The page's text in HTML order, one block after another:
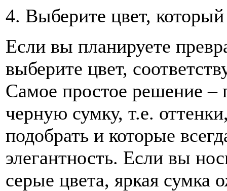
4. Выберите цвет, который
Если вы планируете
выберите цвет,
Самое простое решение –
черную сумку, т.е.
подобрать и которые
элегантность. Если вы
серые цвета, яркая